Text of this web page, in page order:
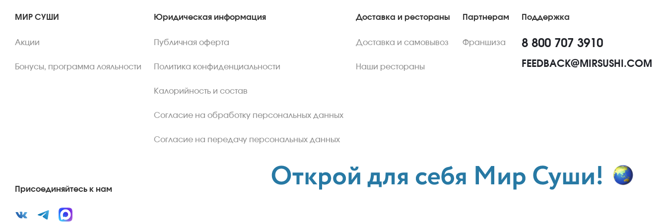
МИР СУШИ
Акции
Бонусы, программа лояльности
Юридическая информация
Публичная оферта
Политика конфиденциальности
Калорийность и состав
Согласие на обработку персональных данных
Согласие на передачу персональных данных
Доставка и рестораны
Доставка и самовывоз
Наши рестораны
Партнерам
Франшиза
Поддержка
8 800 707 3910
FEEDBACK@MIRSUSHI.COM
Присоединяйтесь к нам